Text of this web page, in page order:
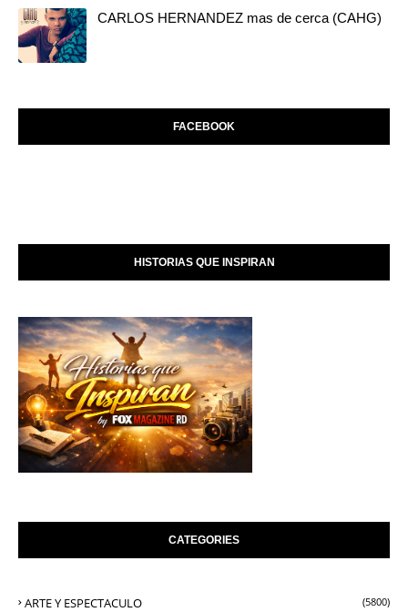
CARLOS HERNANDEZ mas de cerca (CAHG)
FACEBOOK
HISTORIAS QUE INSPIRAN
CATEGORIES
ARTE Y ESPECTACULO (5800)